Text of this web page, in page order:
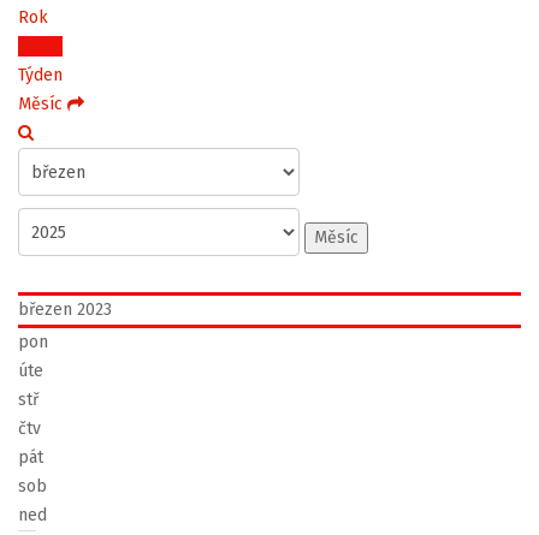
Rok
Měsíc
Týden
Měsíc
Měsíc
březen 2023
pon
úte
stř
čtv
pát
sob
ned